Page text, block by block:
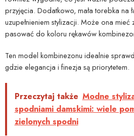
przyjęcia. Dodatkowo, mała torebka na
uzupełnieniem stylizacji. Może ona mieć
pasować do koloru rękawów
Ten model kombinezonu idealnie
gdzie elegancja i finezja są priorytetem.
Przeczytaj także Modne
spodniami damskimi: wiele
zielonych spodni